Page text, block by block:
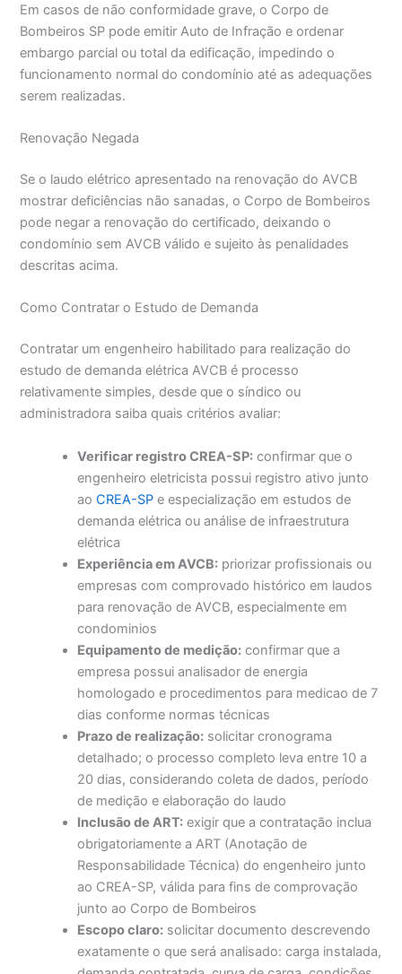
Em casos de não conformidade grave, o Corpo de
Bombeiros SP pode emitir Auto de Infração e ordenar
embargo parcial ou total da edificação, impedindo o
funcionamento normal do condomínio até as adequações
serem realizadas.
Renovação Negada
Se o laudo elétrico apresentado na renovação do AVCB
mostrar deficiências não sanadas, o Corpo de Bombeiros
pode negar a renovação do certificado, deixando o
condomínio sem AVCB válido e sujeito às penalidades
descritas acima.
Como Contratar o Estudo de Demanda
Contratar um engenheiro habilitado para realização do
estudo de demanda elétrica AVCB é processo
relativamente simples, desde que o síndico ou
administradora saiba quais critérios avaliar:
Verificar registro CREA-SP: confirmar que o
engenheiro eletricista possui registro ativo junto
aoCREA-SP e especialização em estudos de
demanda elétrica ou análise de infraestrutura
elétrica
Experiência em AVCB: priorizar profissionais ou
empresas com comprovado histórico em laudos
para renovação de AVCB, especialmente em
condominios
Equipamento de medição: confirmar que a
empresa possui analisador de energia
homologado e procedimentos para medicao de 7
dias conforme normas técnicas
Prazo de realização: solicitar cronograma
detalhado; o processo completo leva entre 10 a
20 dias, considerando coleta de dados, período
de medição e elaboração do laudo
Inclusão de ART: exigir que a contratação inclua
obrigatoriamente a ART (Anotação de
Responsabilidade Técnica) do engenheiro junto
ao CREA-SP, válida para fins de comprovação
junto ao Corpo de Bombeiros
Escopo claro: solicitar documento descrevendo
exatamente o que será analisado: carga instalada,